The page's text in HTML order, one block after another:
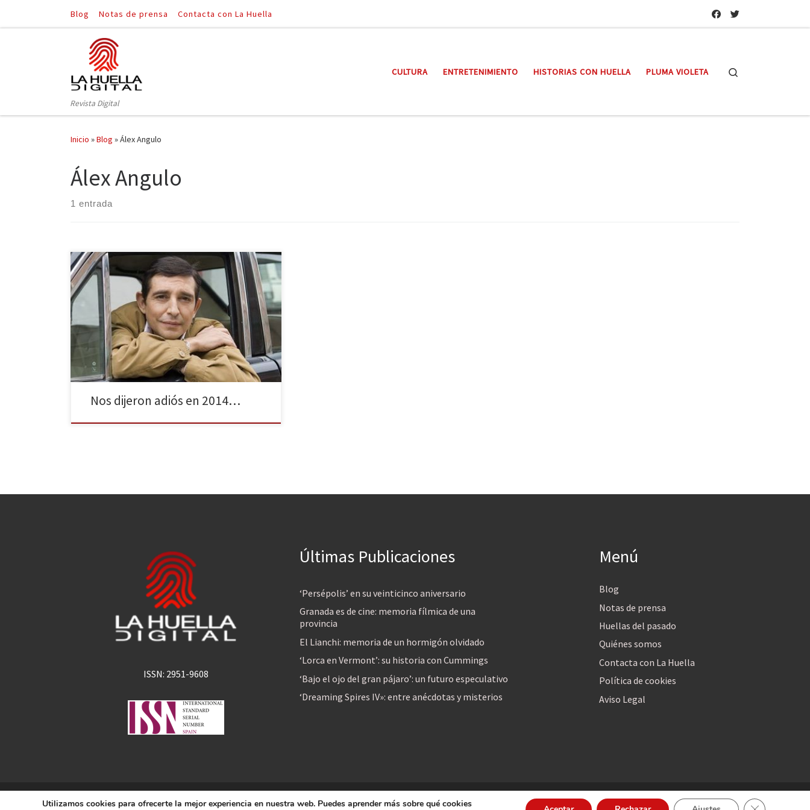
Saltar al contenido
Blog Notas de prensa Contacta con La Huella
Revista Digital
CULTURA ENTRETENIMIENTO HISTORIAS CON HUELLA PLUMA VIOLETA
Inicio »Blog »Álex Angulo
Álex Angulo
1 entrada
Después de los atracones de mazapanes y turrón, de
las diversiones o aburrimientos de las reuniones
familiares, del ajetreo de las compras y regalos
navideños, y a la espera de la llegada de los Reyes
Magos, llega la hora de hacer un balance de aquellos
famosos televisivos que se despidieron […]
Nos dijeron adiós en 2014…
ISSN: 2951-9608
Últimas Publicaciones
‘Persépolis’ en su veinticinco aniversario
Granada es de cine: memoria fílmica de una
provincia
El Lianchi: memoria de un hormigón olvidado
‘Lorca en Vermont’: su historia con Cummings
‘Bajo el ojo del gran pájaro’: un futuro especulativo
‘Dreaming Spires IV»: entre anécdotas y misterios
Menú
Blog
Notas de prensa
Huellas del pasado
Quiénes somos
Contacta con La Huella
Política de cookies
Aviso Legal
© 2026La Huella Digital– Todos los derechos reservados
Utilizamos cookies para ofrecerte la mejor experiencia en nuestra web. Puedes aprender más sobre qué cookies
Cerrar el